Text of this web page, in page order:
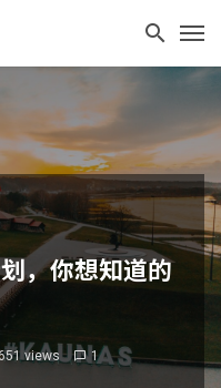
，你想知道的
views 1